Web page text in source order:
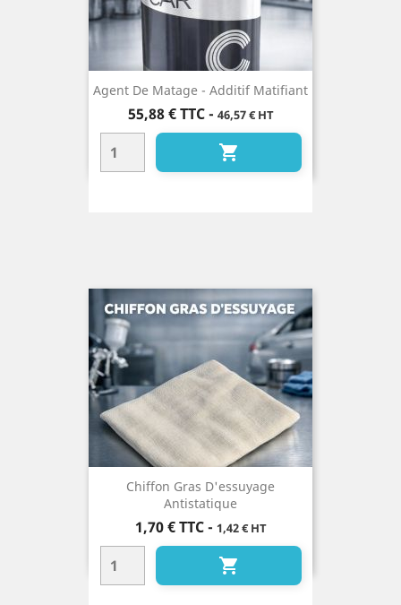
Agent De Matage - Additif Matifiant
Prix
55,88 € TTC- 46,57 € HT

Chiffon Gras D'essuyage
Antistatique
Prix
1,70 € TTC- 1,42 € HT
